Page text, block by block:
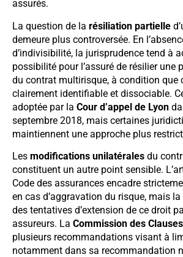
assurés.
La question de la résiliation partielle
demeure plus controversée. En
d’indivisibilité, la jurisprudence tend à
possibilité pour l’assuré de résilier une
du contrat multirisque, à condition que
clairement identifiable et dissociable.
adoptée par la Cour d’appel de Lyon
septembre 2018, mais certaines
maintiennent une approche plus
Les modifications unilatérales du
constituent un autre point sensible.
Code des assurances encadre
en cas d’aggravation du risque, mais
des tentatives d’extension de ce droit
assureurs. La Commission des
plusieurs recommandations visant à
notamment dans sa recommandation